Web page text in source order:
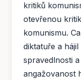
kritiků
otevřenou
komunismu.
diktatuře a
spravedlnosti
angažovanost